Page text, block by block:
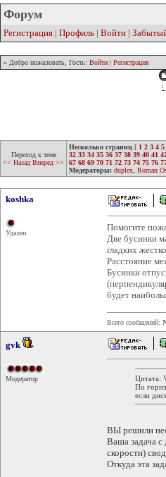
Форум
Регистрация | Профиль | Войти |
» Добро пожаловать, Гость: Войти | Регистрация
Переход к теме
<< Назад Вперед >>
Несколько страниц [ 1 2 3 4 5
32 33 34 35 36 37 38 39 40 41
67 68 69 70 71 72 73 74 75 76
Модераторы: duplex Roman
koshka
Удален
Помогите
Две бусинки
гладких
Расстояние
Бусинки
будет
Всего сообщений:
gvk
Модератор
Цитата:
По
если
ВЫ решили
Ваша задача с
скорости)
Откуда эта